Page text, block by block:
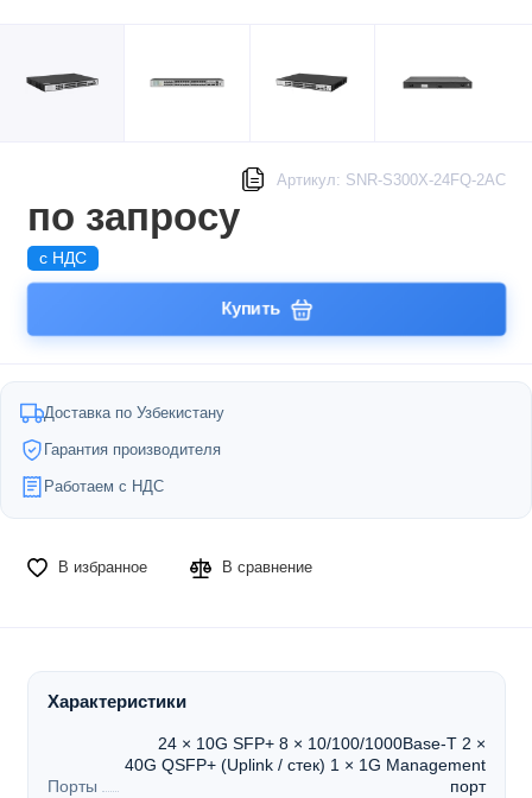
Артикул: SNR-S300X-24FQ-2AC
по запросу
с НДС
Купить
Доставка по Узбекистану
Гарантия производителя
Работаем с НДС
В избранное В сравнение
Характеристики
Порты
24 × 10G SFP+ 8 × 10/100/1000Base-T 2 ×
40G QSFP+ (Uplink / стек) 1 × 1G Management
порт